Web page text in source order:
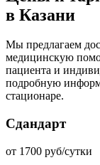
в Казани
Мы предлагаем
медицинскую
пациента и
подробную
стационаре.
Сдандарт
от 1700 руб/сутки